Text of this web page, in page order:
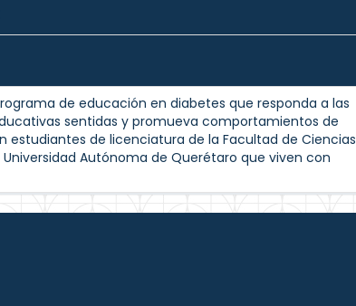
de educación en diabetes que responda a las
sentidas y promueva comportamientos de
estudiantes de licenciatura de la Facultad de Ciencias
Universidad Autónoma de Querétaro que viven con